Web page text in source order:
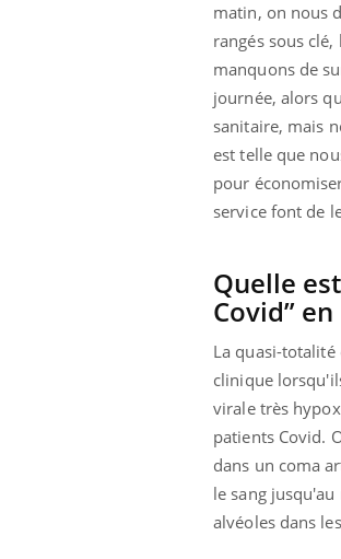
matin, on nous
rangés sous
manquons de
journée, alors
sanitaire, mais
est telle que
pour
service font de
Quelle
Covid”
La quasi-totalité
clinique
virale très
patients Covid.
dans un coma
le sang
alvéoles dans
Eczéma Chronique des
préparer pour l’été !
L'été arrive… et avec lui, un
rythme de vie ! Vacances,
soleil, activités en plein